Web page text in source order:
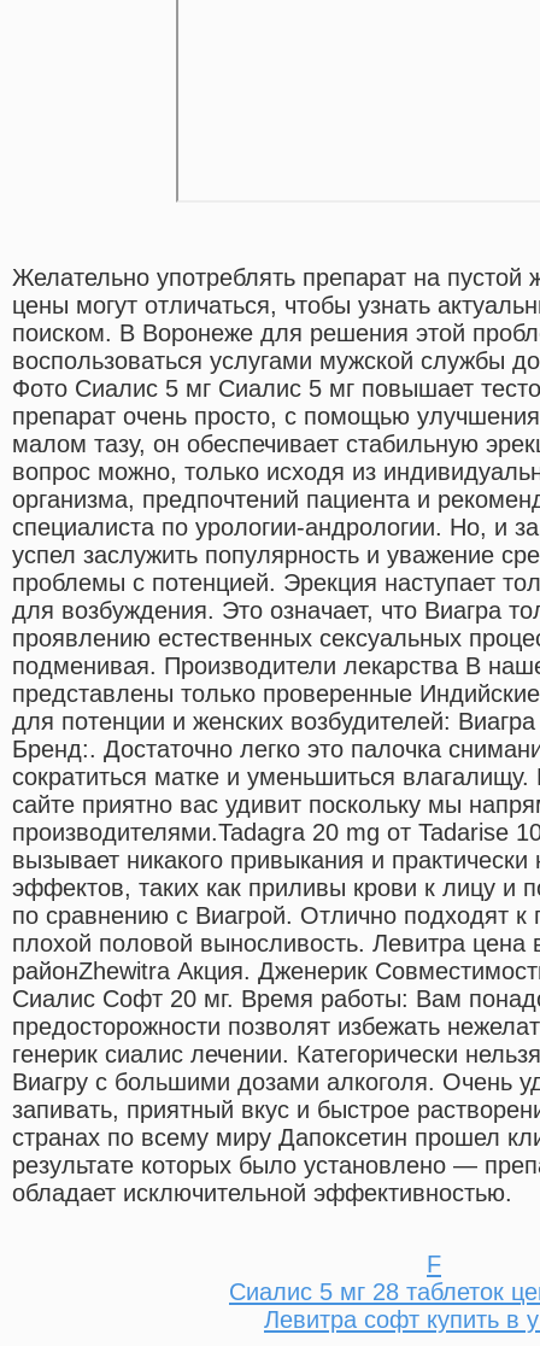
Желательно употреблять препарат на
цены могут отличаться, чтобы узнать
поиском. В Воронеже для решения этой
воспользоваться услугами мужской службы
Фото Сиалис 5 мг Сиалис 5 мг повышает
препарат очень просто, с помощью
малом тазу, он обеспечивает стабильную
вопрос можно, только исходя из
организма, предпочтений пациента и
специалиста по урологии-андрологии. Но, и
успел заслужить популярность и уважение
проблемы с потенцией. Эрекция наступает
для возбуждения. Это означает, что Виагра
проявлению естественных сексуальных
подменивая. Производители лекарства В
представлены только проверенные
для потенции и женских возбудителей:
Бренд:. Достаточно легко это палочка
сократиться матке и уменьшиться
сайте приятно вас удивит поскольку мы
производителями.Tadagra 20 mg от Tadarise
вызывает никакого привыкания и
эффектов, таких как приливы крови к лицу и
по сравнению с Виагрой. Отлично подходят
плохой половой выносливость. Левитра
районZhewitra Акция. Дженерик
Сиалис Софт 20 мг. Время работы: Вам
предосторожности позволят избежать
генерик сиалис лечении. Категорически
Виагру с большими дозами алкоголя. Очень
запивать, приятный вкус и быстрое
странах по всему миру Дапоксетин прошел
результате которых было установлено —
обладает исключительной эффективностью.
F
Сиалис 5 мг 28 таблеток
Левитра софт купить в